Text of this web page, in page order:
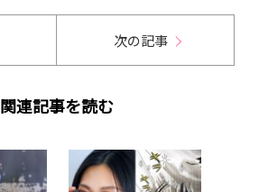
次の記事
関連記事を読む